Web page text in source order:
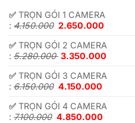
✅ TRỌN GÓI 1 CAMERA
: 4.150.000 2.650.000
✅ TRỌN GÓI 2 CAMERA
: 5.280.000 3.350.000
✅ TRỌN GÓI 3 CAMERA
: 6.150.000 4.150.000
✅ TRỌN GÓI 4 CAMERA
: 7.100.000 4.850.000